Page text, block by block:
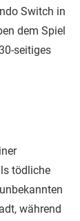
Switch in
dem Spiel
seitiges
tödliche
während